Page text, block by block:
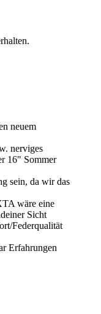
neuem
nerviges
16" Sommer
sein, da wir das
wäre eine
Sicht
Federqualität
Erfahrungen